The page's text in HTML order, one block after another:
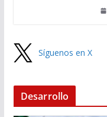
Síguenos en X
Desarrollo